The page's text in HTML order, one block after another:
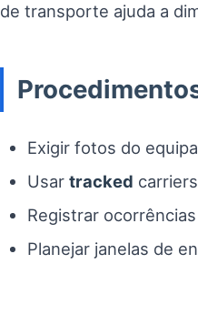
de transporte ajuda a
Exigir fotos do
Usar tracked
Registrar
Planejar janelas de